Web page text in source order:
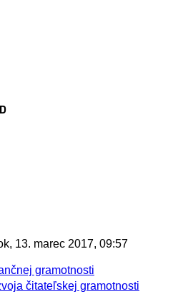
13. marec 2017, 09:57
gramotnosti
čitateľskej gramotnosti